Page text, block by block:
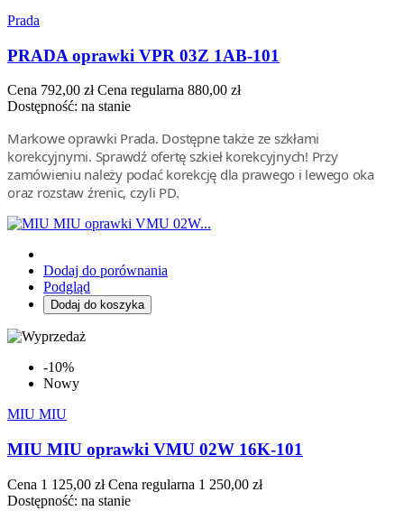
Prada
PRADA oprawki VPR 03Z 1AB-101
Cena 792,00 zł Cena regularna 880,00 zł
Dostępność: na stanie
Markowe oprawki Prada. Dostępne także ze szkłami
korekcyjnymi. Sprawdź ofertę szkieł korekcyjnych! Przy
zamówieniu należy podać korekcję dla prawego i lewego oka
oraz rozstaw źrenic, czyli PD.
Dodaj do porównania
Podgląd
Dodaj do koszyka
-10%
Nowy
MIU MIU
MIU MIU oprawki VMU 02W 16K-101
Cena 1 125,00 zł Cena regularna 1 250,00 zł
Dostępność: na stanie